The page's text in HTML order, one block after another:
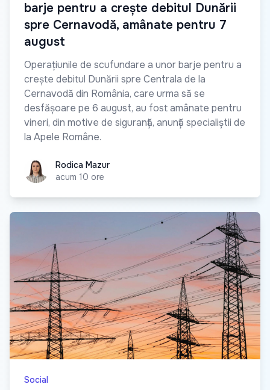
barje pentru a crește debitul Dunării
spre Cernavodă, amânate pentru 7
august
Operațiunile de scufundare a unor barje pentru a
crește debitul Dunării spre Centrala de la
Cernavodă din România, care urma să se
desfășoare pe 6 august, au fost amânate pentru
vineri, din motive de siguranță, anunță specialiștii de
la Apele Române.
Rodica MazurRodica Mazur
acum 10 ore
Social